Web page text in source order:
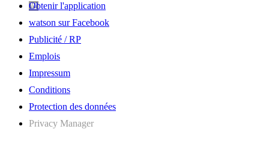
Obtenir l'application
watson sur Facebook
Publicité / RP
Emplois
Impressum
Conditions
Protection des données
Privacy Manager